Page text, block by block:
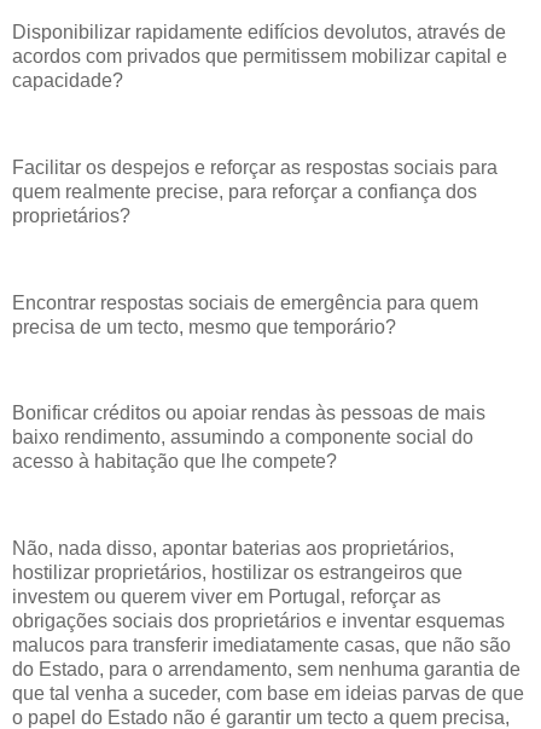
Disponibilizar rapidamente edifícios devolutos, através de
acordos com privados que permitissem mobilizar capital e
capacidade?
Facilitar os despejos e reforçar as respostas sociais para
quem realmente precise, para reforçar a confiança dos
proprietários?
Encontrar respostas sociais de emergência para quem
precisa de um tecto, mesmo que temporário?
Bonificar créditos ou apoiar rendas às pessoas de mais
baixo rendimento, assumindo a componente social do
acesso à habitação que lhe compete?
Não, nada disso, apontar baterias aos proprietários,
hostilizar proprietários, hostilizar os estrangeiros que
investem ou querem viver em Portugal, reforçar as
obrigações sociais dos proprietários e inventar esquemas
malucos para transferir imediatamente casas, que não são
do Estado, para o arrendamento, sem nenhuma garantia de
que tal venha a suceder, com base em ideias parvas de que
o papel do Estado não é garantir um tecto a quem precisa,